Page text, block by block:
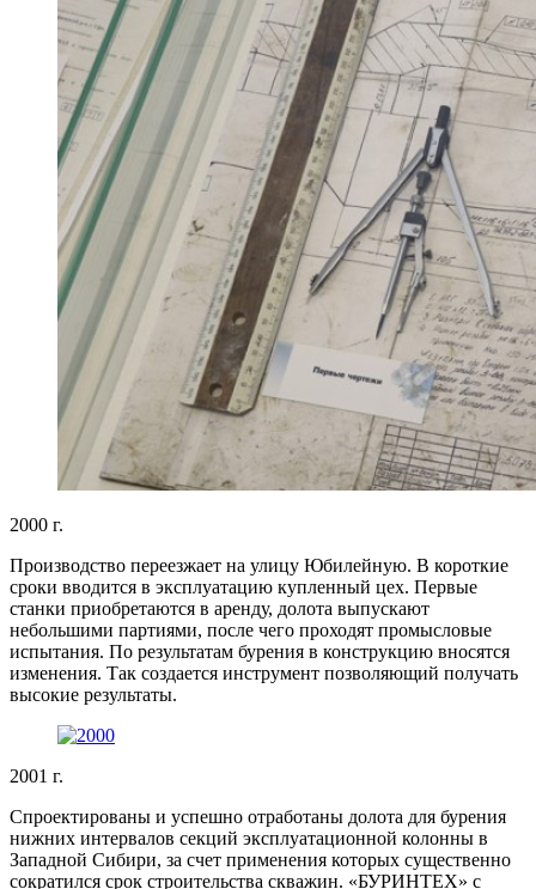
2000 г.
Производство переезжает на улицу Юбилейную. В короткие
сроки вводится в эксплуатацию купленный цех. Первые
станки приобретаются в аренду, долота выпускают
небольшими партиями, после чего проходят промысловые
испытания. По результатам бурения в конструкцию вносятся
изменения. Так создается инструмент позволяющий получать
высокие результаты.
2001 г.
Спроектированы и успешно отработаны долота для бурения
нижних интервалов секций эксплуатационной колонны в
Западной Сибири, за счет применения которых существенно
сократился срок строительства скважин. «БУРИНТЕХ» с